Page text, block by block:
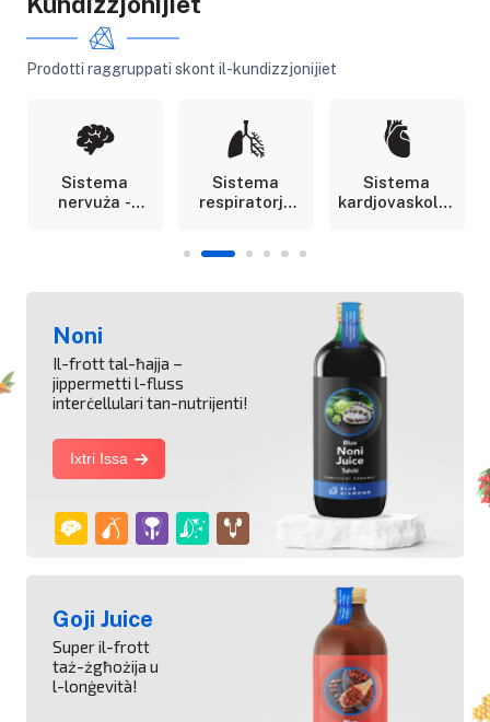
Prodotti raggruppati skont il-kundizzjonijiet
Sistema
nervuża -
Sistema
respiratorja
Sistema
kardjovaskolari
Noni
Il-frott tal-ħajja –
jippermetti l-fluss
interċellulari tan-nutrijenti!
Ixtri Issa
Goji Juice
Super il-frott
taż-żgħożija u
l-lonġevità!